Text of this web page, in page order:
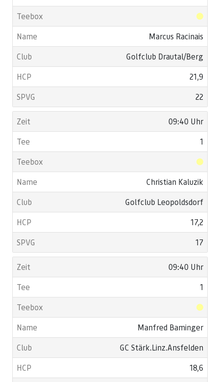
Marcus Racinais
Golfclub Drautal/Berg
21,9
22
09:40 Uhr
1
Christian Kaluzik
Golfclub Leopoldsdorf
17,2
17
09:40 Uhr
1
Manfred Baminger
GC Stärk.Linz.Ansfelden
18,6